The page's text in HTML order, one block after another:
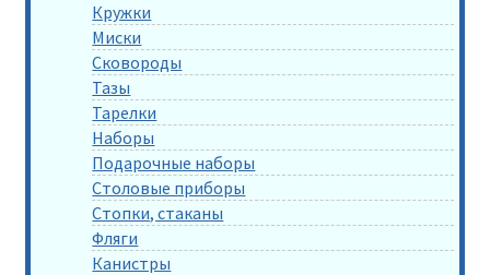
Кружки
Миски
Сковороды
Тазы
Тарелки
Наборы
Подарочные наборы
Столовые приборы
Стопки, стаканы
Фляги
Канистры